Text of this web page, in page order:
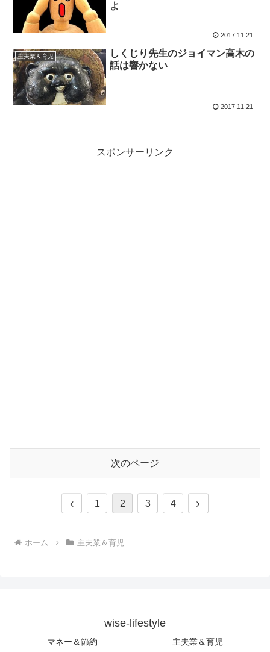
よ
2017.11.21
主夫業＆育児
しくじり先生のジョイマン高木の
話は響かない
2017.11.21
スポンサーリンク
次のページ
前
1 2 3 4
次
ホーム 主夫業＆育児
wise-lifestyle
マネー＆節約 主夫業＆育児